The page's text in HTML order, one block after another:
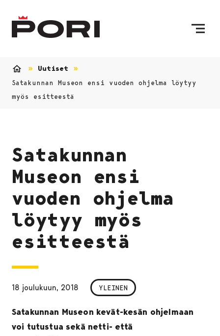
Uutiset
Satakunnan Museon ensi vuoden ohjelma löytyy
myös esitteestä
Satakunnan
Museon ensi
vuoden ohjelma
löytyy myös
esitteestä
18 joulukuun, 2018 YLEINEN
Satakunnan Museon kevät-kesän ohjelmaan
voi tutustua sekä netti- että